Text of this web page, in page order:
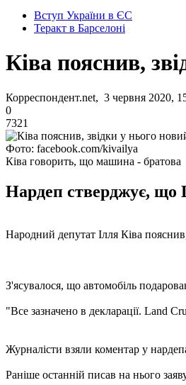
Вступ України в ЄС
Теракт в Барселоні
Ківа пояснив,
Корреспондент.net, 3 червня 2020,
0
7321
Фото: facebook.com/kivailya
Ківа говорить, що машина - братова
Нардеп стверджує, що
Народний депутат Ілля Ківа
З'ясувалося, що автомобіль
"Все зазначено в декларації. Land
Журналісти взяли коментар у
Раніше останній писав на нього